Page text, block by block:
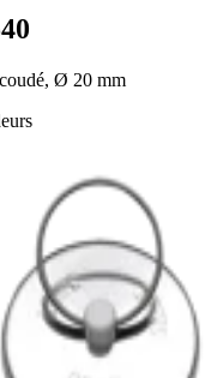
Ø 20 mm